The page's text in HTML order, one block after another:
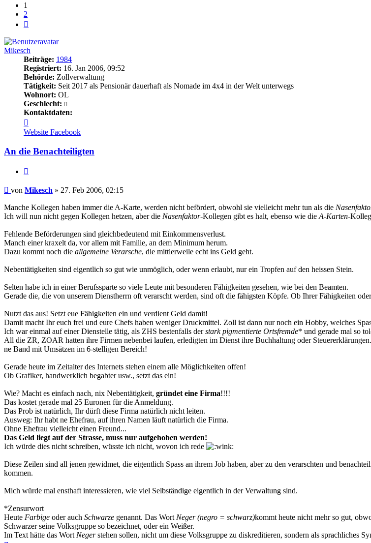
1
2
Mikesch
Beiträge: 1984
Registriert: 16. Jan 2006, 09:52
Behörde: Zollverwaltung
Tätigkeit: Seit 2017 als Pensionär dauerhaft als Nomade im 4x4 in der Welt unterwegs
Wohnort: OL
Geschlecht:
Kontaktdaten:
von
Mikesch
Website Facebook
An die Benachteiligten
Beitrag
von Mikesch » 27. Feb 2006, 02:15
Manche Kollegen haben immer die A-Karte, werden nicht befördert, obwohl sie vielleicht mehr tun als die
Ich will nun nicht gegen Kollegen hetzen, aber die Nasenfaktor-Kollegen gibt es halt, ebenso wie die A-Karten-
Fehlende Beförderungen sind gleichbedeutend mit Einkommensverlust.
Manch einer kraxelt da, vor allem mit Familie, an dem Minimum herum.
Dazu kommt noch die allgemeine Verarsche, die mittlerweile echt ins Geld geht.
Nebentätigkeiten sind eigentlich so gut wie unmöglich, oder wenn erlaubt, nur ein Tropfen auf den heissen Stein.
Selten habe ich in einer Berufssparte so viele Leute mit besonderen Fähigkeiten gesehen, wie bei den Beamten.
Gerade die, die von unserem Dienstherrn oft verarscht werden, sind oft die fähigsten Köpfe. Ob Ihrer Fähigkeiten
Nutzt das aus! Setzt eue Fähigkeiten ein und verdient Geld damit!
Damit macht Ihr euch frei und eure Chefs haben weniger Druckmittel. Zoll ist dann nur noch ein Hobby, welches
Ich war einmal auf einer Dienstelle tätig, als ZHS bestenfalls derstark pigmentierte Ortsfremde* und gerade mal so
All die ZR, ZOAR hatten ihre Firmen nebenbei laufen, erledigten im Dienst ihre Buchhaltung oder
ne Band mit Umsätzen im 6-stelligen Bereich!
Gerade heute im Zeitalter des Internets stehen einem alle Möglichkeiten offen!
Ob Grafiker, handwerklich begabter usw., setzt das ein!
Wie? Macht es einfach nach, nix Nebentätigkeit, gründet eine Firma!!!!
Das kostet gerade mal 25 Euronen für die Anmeldung.
Das Prob ist natürlich, Ihr dürft diese Firma natürlich nicht leiten.
Ausweg: Ihr habt ne Ehefrau, auf ihren Namen läuft natürlich die Firma.
Ohne Ehefrau vielleicht einen Freund...
Das Geld liegt auf der Strasse, muss nur aufgehoben werden!
Ich würde dies nicht schreiben, wüsste ich nicht, wovon ich rede
Diese Zeilen sind all jenen gewidmet, die eigentlich Spass an ihrem Job haben, aber zu den verarschten und
kommen.
Mich würde mal ensthaft interessieren, wie viel Selbständige eigentlich in der Verwaltung sind.
*Zensurwort
Heute Farbige oder auch Schwarze genannt. Das Wort Neger (negro = schwarz)kommt heute nicht mehr so gut,
Schwarzer seine Volksgruppe so bezeichnet, oder ein Weißer.
Im Text hätte das Wort Negerstehen sollen, nicht um diese Volksgruppe zu diskreditieren, sondern als sprachliches